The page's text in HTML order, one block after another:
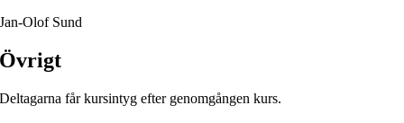
Jan-Olof Sund
Övrigt
Deltagarna får kursintyg efter genomgången kurs.